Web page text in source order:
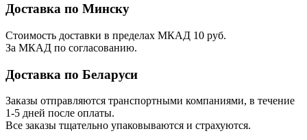
Доставка по Минску
Стоимость доставки в пределах МКАД 10 руб.
За МКАД по согласованию.
Доставка по Беларуси
Заказы отправляются транспортными компаниями, в течение
1-5 дней после оплаты.
Все заказы тщательно упаковываются и страхуются.